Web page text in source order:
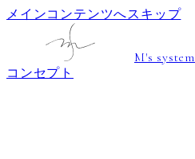
メインコンテンツへスキップ
M's system
コンセプト